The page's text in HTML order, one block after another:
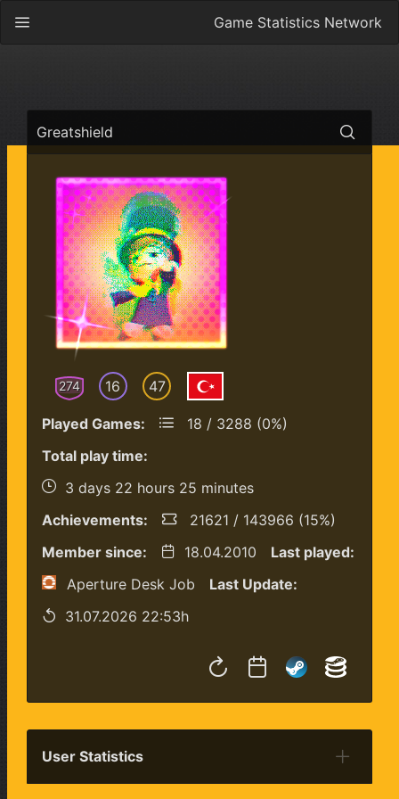
Game Statistics Network
Greatshield
274 16 47
Played Games:
18 / 3288 (0%)
Total play time:
3 days 22 hours 25 minutes
Achievements:
21621 / 143966 (15%)
Member since:
18.04.2010
Last played:
Aperture Desk Job
Last Update:
31.07.2026 22:53h
User Statistics